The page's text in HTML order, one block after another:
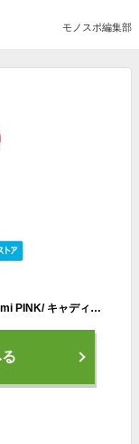
モノスポ編集部
ゴルフ用 レーザー式距離測定器 CaddyTalk minimi PINK/ キャディトークミニミ ピンク ゴルフ距離計測器 レーザー レーザー測定器 ヤード レーザー距離計 ゴルフ 距離計 レディース 測定器 ゴルフレーザー距離計 飛距離計 ゴルフ用品プレゼント ゴルフグッズ ゴルフ好き 女性